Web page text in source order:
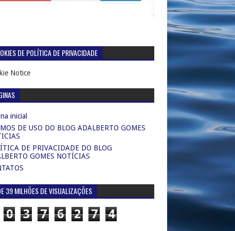
DE POLÍTICA DE PRIVACIDADE
Notice
inicial
DE USO DO BLOG ADALBERTO GOMES
DE PRIVACIDADE DO BLOG
GOMES NOTÍCIAS
39 MILHÕES DE VISUALIZAÇÕES
0 3 7 6 2 7 4